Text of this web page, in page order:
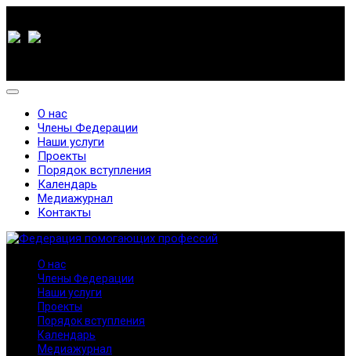
О нас
Члены Федерации
Наши услуги
Проекты
Порядок вступления
Календарь
Медиажурнал
Контакты
О нас
Члены Федерации
Наши услуги
Проекты
Порядок вступления
Календарь
Медиажурнал